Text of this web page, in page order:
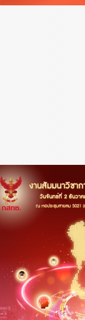
ไลฟ์สไตล์
ความงาม
แฟชั่น
สุขภาพ
กีฬา
อาหาร, เครื่องดื่ม
ท่องเที่ยว
โรงแรม, ที่พัก
บ้าน, คอนโด, อสังหาฯ
ประกัน
สัตว์เลี้ยง
ไอที
โทรศัพท์มือถือ
เอไอ
ศิลปะ, วัฒนธรรม
ศาสนา
การเมือง
ราชการ, รัฐวิสาหกิจ
ธุรกิจ, สังคม